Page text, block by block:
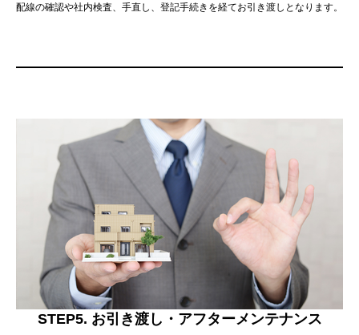
配線の確認や社内検査、手直し、登記手続きを経てお引き渡しとなります。
STEP5. お引き渡し・アフターメンテナンス